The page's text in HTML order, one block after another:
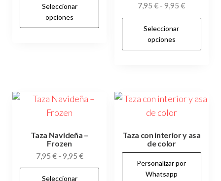
7,95 €
Seleccionar
opciones
se
7,95€ - 9,95€Rango
de
7,95 €
Seleccionar
opciones
Taza Navideña –
Frozen
7,95 € - 9,95 €Rango
de
Seleccionar
Taza con interior y asa
de color
Personalizar por
Whatsapp